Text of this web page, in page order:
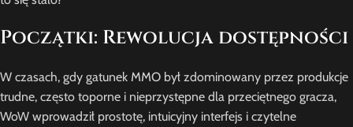
Początki: Rewolucja dostępności
W czasach, gdy gatunek MMO był zdominowany przez produkcje
trudne, często toporne i nieprzystępne dla przeciętnego gracza,
WoW wprowadził prostotę, intuicyjny interfejs i czytelne